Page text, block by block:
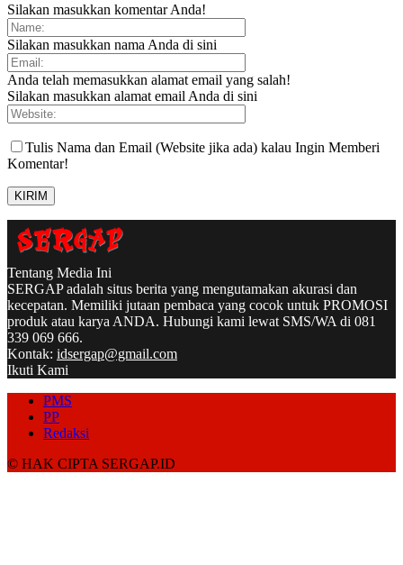
Silakan masukkan komentar Anda!
Silakan masukkan nama Anda di sini
Anda telah memasukkan alamat email yang salah!
Silakan masukkan alamat email Anda di sini
Tulis Nama dan Email (Website jika ada) kalau Ingin Memberi
Komentar!
Tentang Media Ini
SERGAP adalah situs berita yang mengutamakan akurasi dan
kecepatan. Memiliki jutaan pembaca yang cocok untuk PROMOSI
produk atau karya ANDA. Hubungi kami lewat SMS/WA di 081
339 069 666.
Kontak: idsergap@gmail.com
Ikuti Kami
PMS
PP
Redaksi
© HAK CIPTA SERGAP.ID